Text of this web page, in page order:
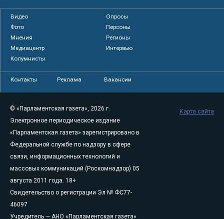
Видео
Опросы
Фото
Персоны
Мнения
Регионы
Медиацентр
Интервью
Колумнисты
Контакты Реклама Вакансии
© «Парламентская газета», 2026 г.
Электронное периодическое издание
«Парламентская газета» зарегистрировано в
Федеральной службе по надзору в сфере
связи, информационных технологий и
массовых коммуникаций (Роскомнадзор) 05
августа 2011 года. 18+
Свидетельство о регистрации Эл № ФС77-
46097
Учредитель — АНО «Парламентская газета»
Карта сайта